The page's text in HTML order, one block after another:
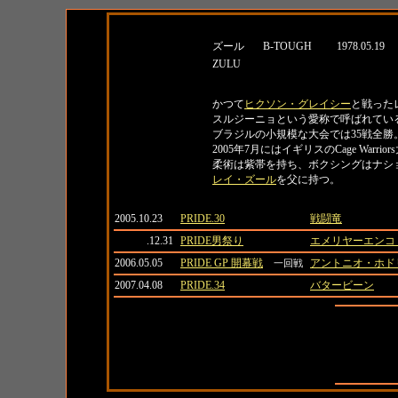
ズール
B-TOUGH
1978.05.19
ZULU
かつて ヒクソン・グレイシー と戦った
スルジーニョという愛称で呼ばれてい
ブラジルの小規模な大会では35戦全勝
2005年7月にはイギリスのCage
柔術は紫帯を持ち、ボクシングはナ
レイ・ズールを父に持つ。
2005.10.23
PRIDE.30
戦闘竜
.12.31 PRIDE男祭り
エメリヤーエン
2006.05.05
PRIDE GP 開幕戦 一回戦
アントニオ・ホ
2007.04.08
PRIDE.34 バタービーン